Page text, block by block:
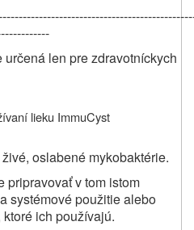
len pre zdravotníckych
lieku ImmuCyst
oslabené mykobaktérie.
pripravovať v tom istom
systémové použitie alebo
ich používajú.